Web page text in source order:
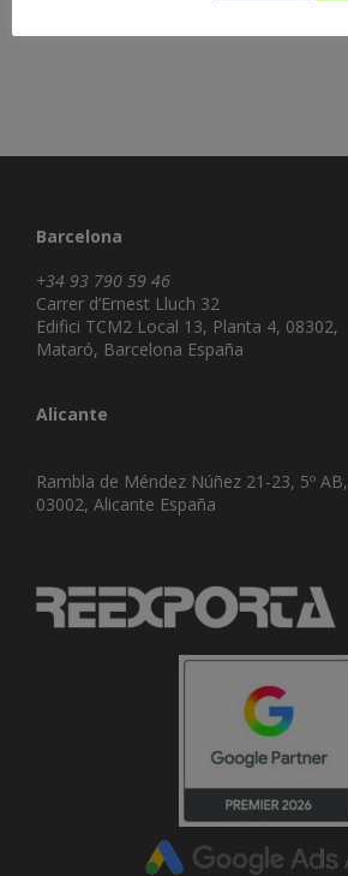
Barcelona
+34 93 790 59 46
Carrer d’Ernest Lluch 32
Edifici TCM2 Local 13, Planta 4, 08302,
Mataró, Barcelona España
Alicante
Rambla de Méndez Núñez 21-23, 5º AB,
03002, Alicante España